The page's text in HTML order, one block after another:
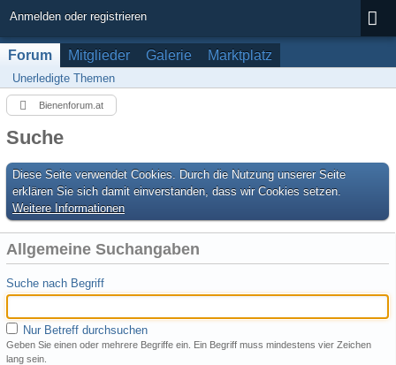
Anmelden oder registrieren
Forum Mitglieder Galerie Marktplatz
Unerledigte Themen
Bienenforum.at
Suche
Diese Seite verwendet Cookies. Durch die Nutzung unserer Seite
erklären Sie sich damit einverstanden, dass wir Cookies setzen.
Weitere Informationen
Allgemeine Suchangaben
Suche nach Begriff
Nur Betreff durchsuchen
Geben Sie einen oder mehrere Begriffe ein. Ein Begriff muss mindestens vier Zeichen
lang sein.